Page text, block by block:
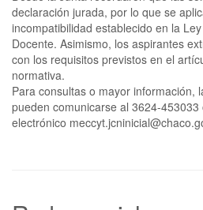
declaración jurada, por lo que se
incompatibilidad establecido en la
Docente. Asimismo, los aspirantes
con los requisitos previstos en el
normativa.
Para consultas o mayor información,
pueden comunicarse al 3624-
electrónico